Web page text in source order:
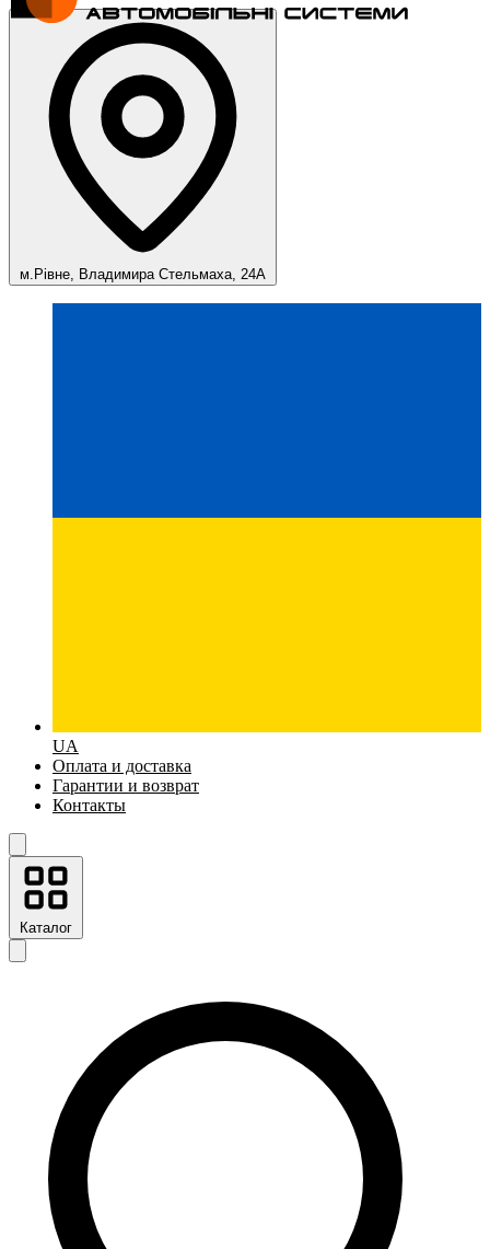
м.Рівне, Владимира Стельмаха, 24А
UA
Оплата и доставка
Гарантии и возврат
Контакты
Каталог